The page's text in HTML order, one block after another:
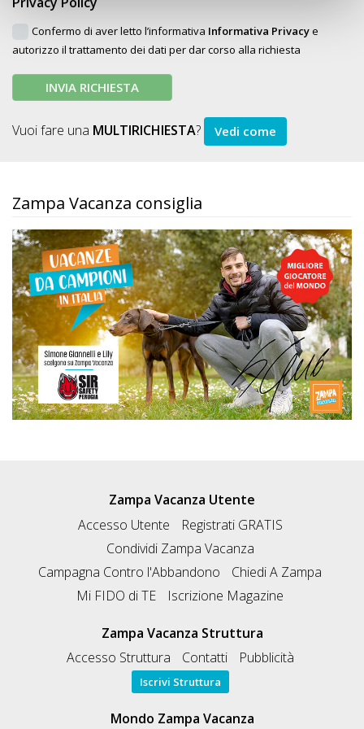
Confermo di aver letto l’informativa Informativa Privacye
autorizzo il trattamento dei dati per dar corso alla richiesta
INVIA RICHIESTA
Vuoi fare una MULTIRICHIESTA? Vedi come
Zampa Vacanza consiglia
Zampa Vacanza Utente
Accesso Utente
Registrati GRATIS
Condividi Zampa Vacanza
Campagna Contro l'Abbandono
Chiedi A Zampa
Mi FIDO di TE
Iscrizione Magazine
Zampa Vacanza Struttura
Accesso Struttura
Contatti Pubblicità
Iscrivi Struttura
Mondo Zampa Vacanza